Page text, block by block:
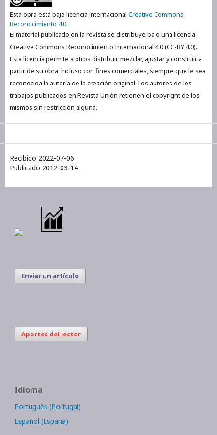
Esta obra está bajo licencia internacional Creative Commons
Reconocimiento 4.0.
El material publicado en la revista se distribuye bajo una licencia
Creative Commons Reconocimiento Internacional 4.0 (CC-BY 4.0).
Esta licencia permite a otros distribuir, mezclar, ajustar y construir a
partir de su obra, incluso con fines comerciales, siempre que le sea
reconocida la autoría de la creación original. Los autores de los
trabajos publicados en Revista Unión retienen el copyright de los
mismos sin restricción alguna.
Recibido 2022-07-06
Publicado 2012-03-14
Enviar un artículo
Aportes del lector
Idioma
Português (Portugal)
Español (España)